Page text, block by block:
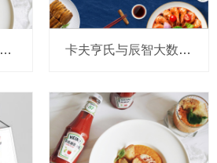
独家 | 卡夫亨氏中国再迎本土掌门人，还新请了雀巢销售“老将” 卡夫亨氏与辰智大数据联合发布《2024中国粤菜白皮书》，有这几个洞察值得关注